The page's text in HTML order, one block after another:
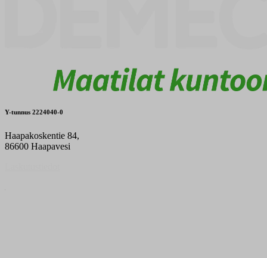
Y-tunnus 2224040-0
Haapakoskentie 84,
86600 Haapavesi